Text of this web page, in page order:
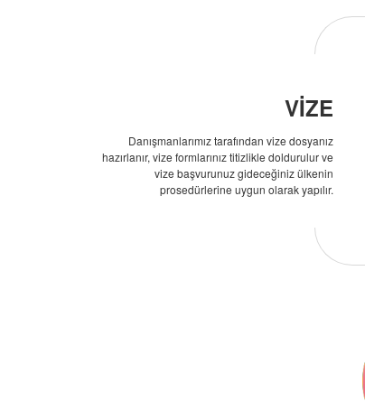
VİZE
Danışmanlarımız tarafından vize dosyanız
hazırlanır, vize formlarınız titizlikle doldurulur ve
vize başvurunuz gideceğiniz ülkenin
prosedürlerine uygun olarak yapılır.